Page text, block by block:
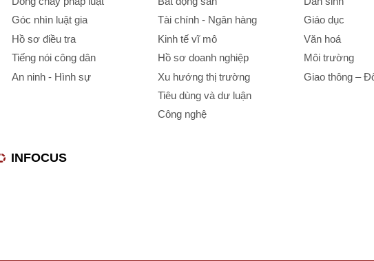
Góc nhìn luật gia
Hồ sơ điều tra
Tiếng nói công dân
An ninh - Hình sự
Tài chính - Ngân hàng
Kinh tế vĩ mô
Hồ sơ doanh nghiệp
Xu hướng thị trường
Tiêu dùng và dư luận
Công nghệ
Giáo dục
Văn hoá
Môi trường
Giao thông –
INFOCUS